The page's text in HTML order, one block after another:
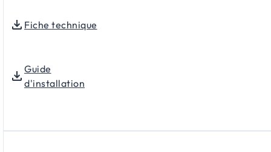
Fiche technique
Guide
d'installation